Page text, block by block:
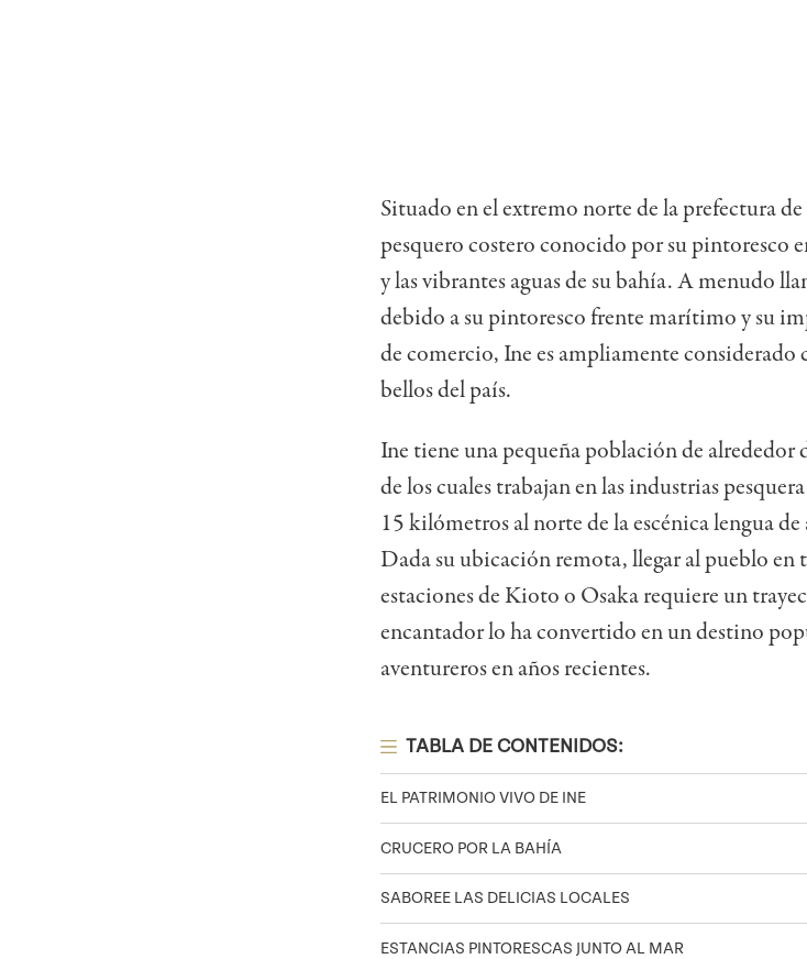
Situado en el extremo norte de la prefectura
pesquero costero conocido por su pintoresco
y las vibrantes aguas de su bahía. A menudo
debido a su pintoresco frente marítimo y su
de comercio, Ine es ampliamente considerado
bellos del país.
Ine tiene una pequeña población de alrededor
de los cuales trabajan en las industrias
15 kilómetros al norte de la escénica lengua
Dada su ubicación remota, llegar al pueblo en
estaciones de Kioto o Osaka requiere un
encantador lo ha convertido en un destino
aventureros en años recientes.
TABLA DE CONTENIDOS:
EL PATRIMONIO VIVO DE INE
CRUCERO POR LA BAHÍA
SABOREE LAS DELICIAS LOCALES
ESTANCIAS PINTORESCAS JUNTO AL MAR